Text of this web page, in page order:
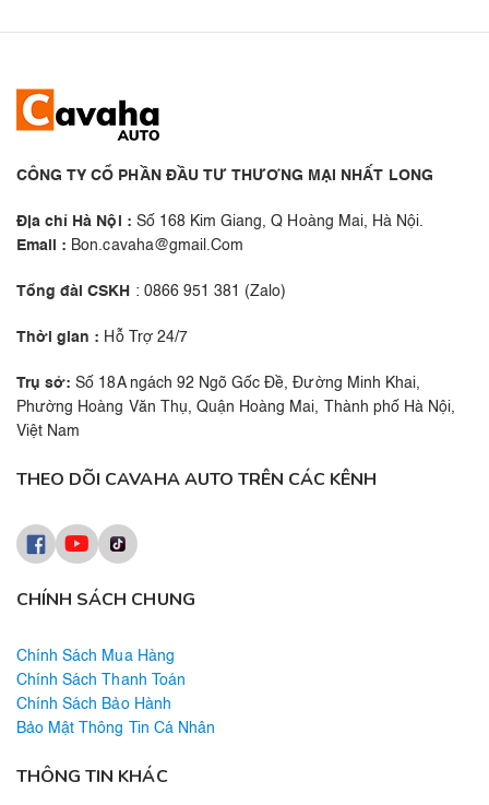
CÔNG TY CỔ PHẦN ĐẦU TƯ THƯƠNG MẠI NHẤT LONG
Địa chỉ Hà Nội : Số 168 Kim Giang, Q Hoàng Mai, Hà Nội.
Email : Bon.cavaha@gmail.Com
Tổng đài CSKH : 0866 951 381 (Zalo)
Thời gian : Hỗ Trợ 24/7
Trụ sở: Số 18A ngách 92 Ngõ Gốc Đề, Đường Minh Khai,
Phường Hoàng Văn Thụ, Quận Hoàng Mai, Thành phố Hà Nội,
Việt Nam
CHÍNH SÁCH CHUNG
Chính Sách Mua Hàng
Chính Sách Thanh Toán
Chính Sách Bảo Hành
Bảo Mật Thông Tin Cá Nhân
THÔNG TIN KHÁC
THEO DÕI CAVAHA AUTO TRÊN CÁC KÊNH